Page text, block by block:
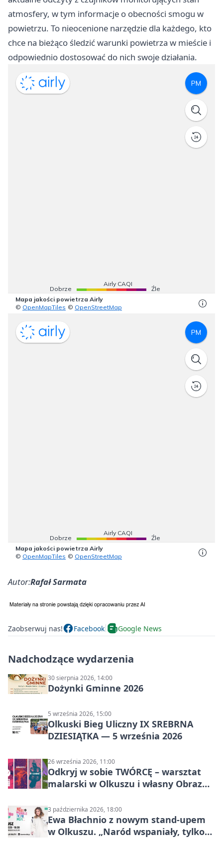
atmosfery, w tym informacje o obecności smogu w
powietrzu. To nieocenione narzędzie dla każdego, kto
chce na bieżąco śledzić warunki powietrza w mieście i
odpowiednio dostosować do nich swoje działania.
Autor:Rafał Sarmata
Zaobserwuj nas! Facebook Google News
Nadchodzące wydarzenia
30 sierpnia 2026, 14:00
Dożynki Gminne 2026
5 września 2026, 15:00
Olkuski Bieg Uliczny IX SREBRNA
DZIESIĄTKA — 5 września 2026
26 września 2026, 11:00
Odkryj w sobie TWÓRCĘ – warsztat
malarski w Olkuszu i własny Obraz
3 października 2026, 18:00
Ewa Błachnio z nowym stand-upem
w Olkuszu. „Naród wspaniały, tylko